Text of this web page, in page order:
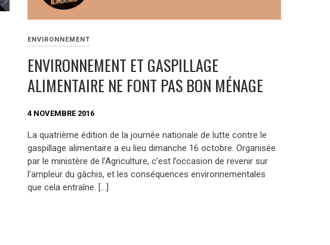
ENVIRONNEMENT
ENVIRONNEMENT ET GASPILLAGE
ALIMENTAIRE NE FONT PAS BON MÉNAGE
4 NOVEMBRE 2016
La quatrième édition de la journée nationale de lutte contre le
gaspillage alimentaire a eu lieu dimanche 16 octobre. Organisée
par le ministère de l’Agriculture, c’est l’occasion de revenir sur
l’ampleur du gâchis, et les conséquences environnementales
que cela entraîne. […]